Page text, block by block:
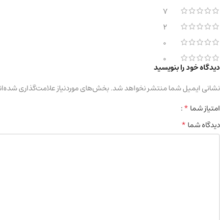
7
2
0
0
دیدگاه خود را بنویسید
نشانی ایمیل شما منتشر نخواهد شد.بخش‌های موردنیاز علامت‌گذاری
امتیاز شما*
دیدگاه شما*